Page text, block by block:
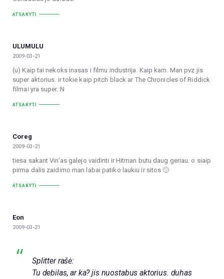
ATSAKYTI
ULUMULU
2009-03-21
(u) Kaip tai nekoks inasas i filmu industrija. Kaip kam. Man pvz jis
super aktorius. ir tokie kaip pitch black ar The Chronicles of Riddick
filmai yra super.:N
ATSAKYTI
Coreg
2009-03-21
tiesa sakant Vin’as galejo vaidinti ir Hitman butu daug geriau. o siaip
pirma dalis zaidimo man labai patiko laukiu ir sitos 🙂
ATSAKYTI
Eon
2009-03-21
Splitter rašė:
Tu debilas, ar ka? jis nuostabus aktorius. duhas